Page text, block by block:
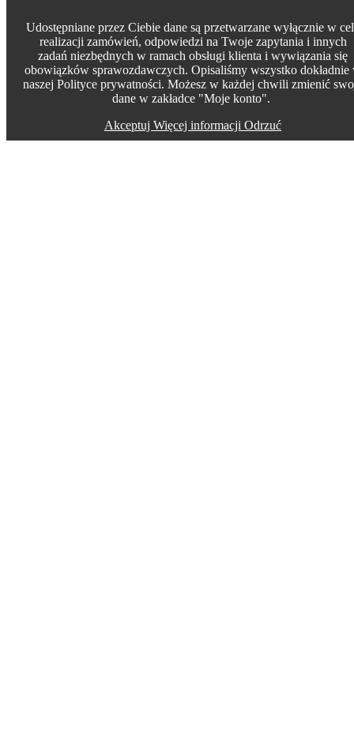
Udostępniane przez Ciebie dane są przetwarzane wyłącznie w
realizacji zamówień, odpowiedzi na Twoje zapytania i innych
zadań niezbędnych w ramach obsługi klienta i wywiązania się
obowiązków sprawozdawczych. Opisaliśmy wszystko dokładnie
naszej Polityce prywatności. Możesz w każdej chwili zmienić
dane w zakładce "Moje konto".
Akceptuj Więcej informacji Odrzuć